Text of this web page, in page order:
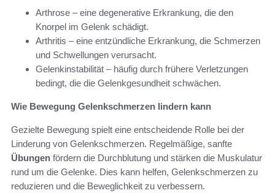
Arthrose – eine degenerative Erkrankung, die den
Knorpel im Gelenk schädigt.
Arthritis – eine entzündliche Erkrankung, die Schmerzen
und Schwellungen verursacht.
Gelenkinstabilität – häufig durch frühere Verletzungen
bedingt, die die Gelenkgesundheit schwächen.
Wie Bewegung Gelenkschmerzen lindern kann
Gezielte Bewegung spielt eine entscheidende Rolle bei der
Linderung von Gelenkschmerzen. Regelmäßige, sanfte
Übungen fördern die Durchblutung und stärken die Muskulatur
rund um die Gelenke. Dies kann helfen, Gelenkschmerzen zu
reduzieren und die Beweglichkeit zu verbessern.